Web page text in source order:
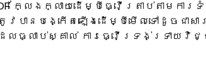
លែងក្លាយដើម្បីធ្វើត្រាប់តាមការទំ
ានបង្កើតឡើងដើម្បីមើលទៅដូចជាសារ
លធ្លាប់ស្គាល់ ការធ្វើទ្រង់ទ្រាយវិជ្